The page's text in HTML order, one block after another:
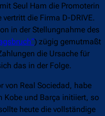
Seul Ham die Promoterin
die Firma D-DRIVE.
in der Stellungnahme des
) zügig gemutmaßt
die Ursache für
das in der Folge.
von Real Sociedad, habe
Kobe und Barça initiiert, so
heute die vollständige